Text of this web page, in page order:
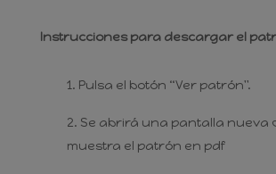
Instrucciones para descargar el
Pulsa el botón “Ver patrón".
Se abrirá una pantalla nueva
muestra el patrón en pdf